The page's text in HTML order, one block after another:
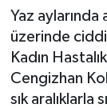
Yaz aylarında
üzerinde
Kadın
Cengizhan
sık aralıklarla